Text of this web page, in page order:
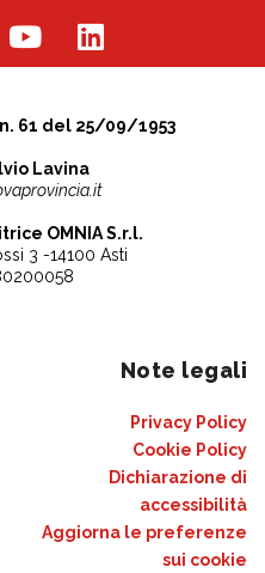
61 del 25/09/1953
Lavina
OMNIA S.r.l.
3 -14100 Asti
Note legali
Privacy Policy
Cookie Policy
Dichiarazione di
accessibilità
Aggiorna le preferenze
sui cookie